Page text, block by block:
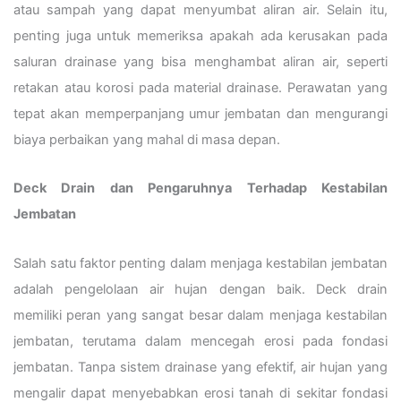
atau sampah yang dapat menyumbat aliran air. Selain itu,
penting juga untuk memeriksa apakah ada kerusakan pada
saluran drainase yang bisa menghambat aliran air, seperti
retakan atau korosi pada material drainase. Perawatan yang
tepat akan memperpanjang umur jembatan dan mengurangi
biaya perbaikan yang mahal di masa depan.
Deck Drain dan Pengaruhnya Terhadap Kestabilan
Jembatan
Salah satu faktor penting dalam menjaga kestabilan jembatan
adalah pengelolaan air hujan dengan baik. Deck drain
memiliki peran yang sangat besar dalam menjaga kestabilan
jembatan, terutama dalam mencegah erosi pada fondasi
jembatan. Tanpa sistem drainase yang efektif, air hujan yang
mengalir dapat menyebabkan erosi tanah di sekitar fondasi